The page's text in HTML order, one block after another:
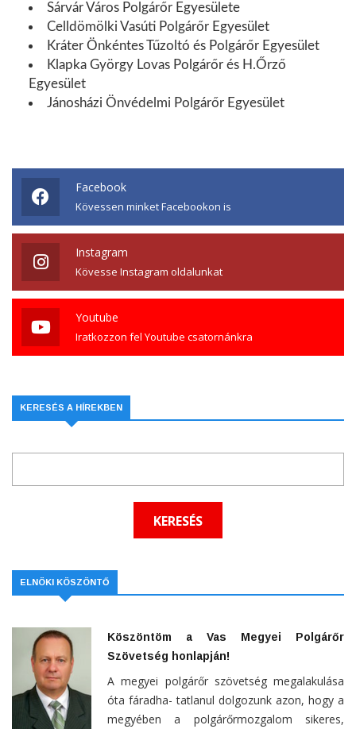
Sárvár Város Polgárőr Egyesülete
Celldömölki Vasúti Polgárőr Egyesület
Kráter Önkéntes Tűzoltó és Polgárőr Egyesület
Klapka György Lovas Polgárőr és H.Őrző
Egyesület
Jánosházi Önvédelmi Polgárőr Egyesület
Facebook
Kövessen minket Facebookon is
Instagram
Kövesse Instagram oldalunkat
Youtube
Iratkozzon fel Youtube csatornánkra
KERESÉS A HÍREKBEN
ELNÖKI KÖSZÖNTŐ
Köszöntöm a Vas Megyei Polgárőr
Szövetség honlapján!
A megyei polgárőr szövetség megalakulása
óta fáradha- tatlanul dolgozunk azon, hogy a
megyében a polgárőrmozgalom sikeres,